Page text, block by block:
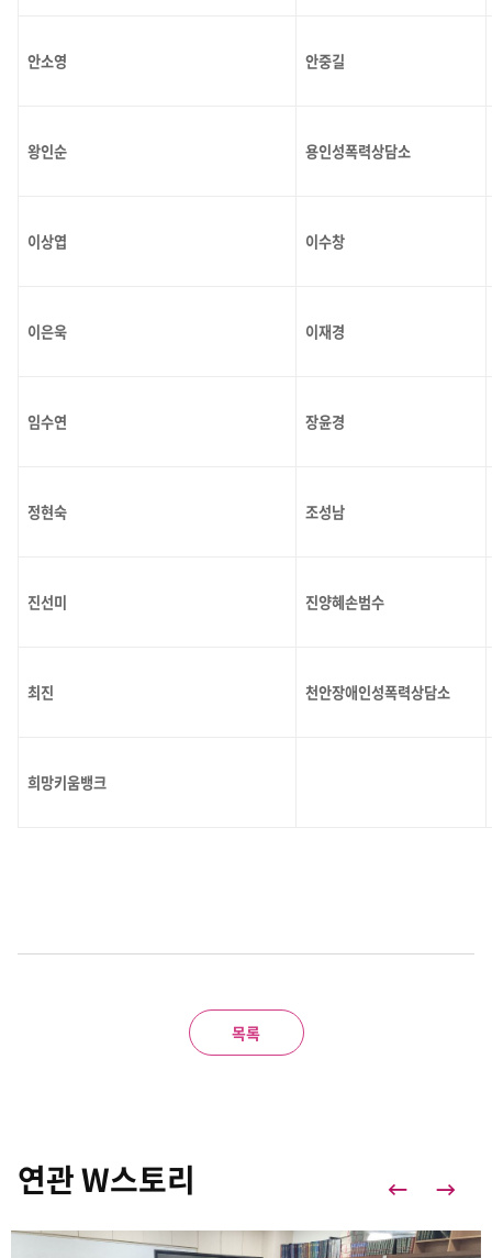
안소영 안중길
왕인순 용인성폭력상담소
이상엽 이수창
이은욱 이재경
임수연 장윤경
정현숙 조성남
진선미 진양혜손범수
최진 천안장애인성폭력상담소
희망키움뱅크
목록
연관 W스토리